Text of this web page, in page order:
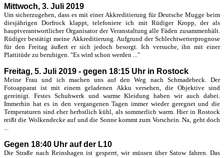
Mittwoch, 3. Juli 2019
Um sicherzugehen, dass es mit einer Akkreditierung für Deutsche Mugge beim
diesjährigen Dorfrock klappt, telefoniere ich mit Rüdiger Kropp, der als
hauptverantwortlicher Organisator der Veranstaltung alle Fäden zusammenhält.
Rüdiger bestätigt meine Akkreditierung. Aufgrund der Schlechtwetterprognose
für den Freitag äußert er sich jedoch besorgt. Ich versuche, ihn mit einer
Plattitüde zu beruhigen. "Es wird schon werden ..."
Freitag, 5. Juli 2019 - gegen 18:15 Uhr in Rostock
Meine Frau und ich machen uns auf den Weg nach Schmadebeck. Der
Fotoapparat ist mit einem geladenen Akku versehen, die Objektive sind
gereinigt. Festes Schuhwerk und warme Kleidung haben wir auch dabei.
Immerhin hat es in den vergangenen Tagen immer wieder geregnet und die
Temperaturen sind eher herbstlich kühl, als sommerlich warm. Hier in Rostock
reißt die Wolkendecke auf und die Sonne kommt zum Vorschein. Na, geht doch
Gegen 18:40 Uhr auf der L10
Die Straße nach Reinshagen ist gesperrt, wir müssen über Satow fahren. Das